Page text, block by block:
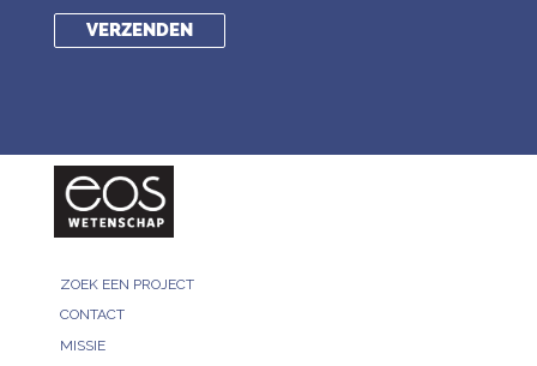
ZOEK EEN PROJECT
CONTACT
MISSIE